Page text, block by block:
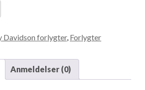
Davidson forlygter, Forlygter
Anmeldelser (0)